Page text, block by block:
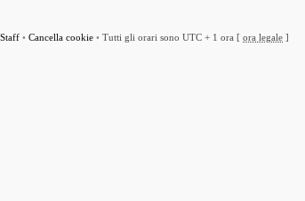
Staff • Cancella cookie • Tutti gli orari sono UTC + 1 ora [ ora legale ]